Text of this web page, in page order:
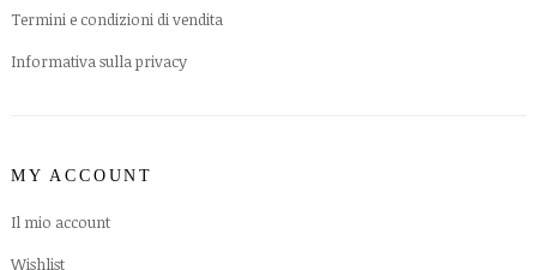
Termini e condizioni di vendita
Informativa sulla privacy
MY ACCOUNT
Il mio account
Wishlist